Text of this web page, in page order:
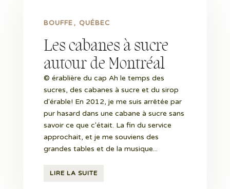
Les cabanes à sucre
autour de Montréal
BOUFFE QUÉBEC
© érablière du cap Ah le temps des
sucres, des cabanes à sucre et du sirop
d'érable! En 2012, je me suis arrêtée par
pur hasard dans une cabane à sucre sans
savoir ce que c'était. La fin du service
approchait, et je me souviens des
grandes tables et de la musique...
LIRE LA SUITE